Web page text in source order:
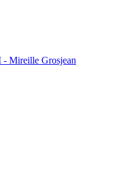
Mireille Grosjean